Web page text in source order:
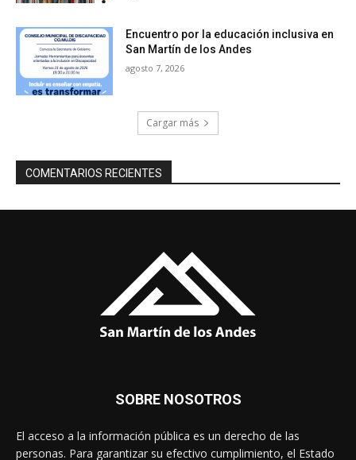
Encuentro por la educación inclusiva en
San Martín de los Andes
agosto 7, 2026
Cargar más
COMENTARIOS RECIENTES
SOBRE NOSOTROS
El acceso a la información pública es un derecho de las
personas. Para garantizar su efectivo cumplimiento, el Estado